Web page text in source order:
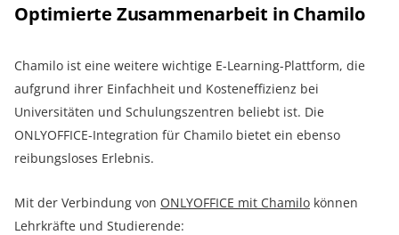
Optimierte Zusammenarbeit in Chamilo
Chamilo ist eine weitere wichtige E-Learning-Plattform, die
aufgrund ihrer Einfachheit und Kosteneffizienz bei
Universitäten und Schulungszentren beliebt ist. Die
ONLYOFFICE-Integration für Chamilo bietet ein ebenso
reibungsloses Erlebnis.
Mit der Verbindung von ONLYOFFICE mit Chamilo können
Lehrkräfte und Studierende: